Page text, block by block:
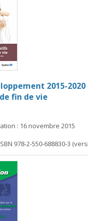
2015-2020
fin de vie
: 16 novembre 2015
978-2-550-688830-3